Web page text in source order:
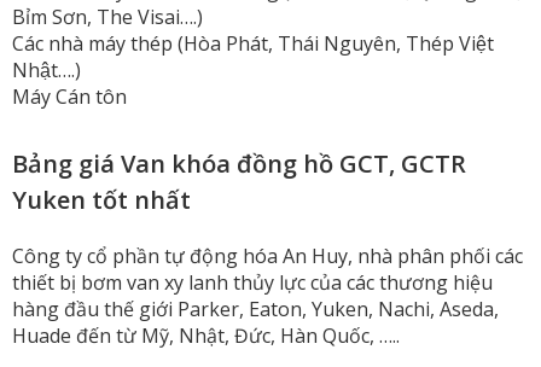
Bỉm Sơn, The Visai….)
Các nhà máy thép (Hòa Phát, Thái Nguyên, Thép Việt
Nhật….)
Máy Cán tôn
Bảng giá Van khóa đồng hồ GCT, GCTR
Yuken tốt nhất
Công ty cổ phần tự động hóa An Huy, nhà phân phối các
thiết bị bơm van xy lanh thủy lực của các thương hiệu
hàng đầu thế giới Parker, Eaton, Yuken, Nachi, Aseda,
Huade đến từ Mỹ, Nhật, Đức, Hàn Quốc, …..